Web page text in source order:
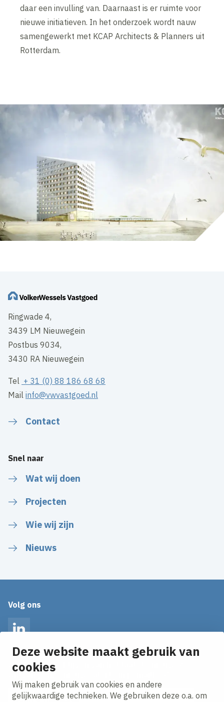
Deze website maakt gebruik van
cookies
Wij maken gebruik van cookies en andere
gelijkwaardige technieken. We gebruiken deze o.a. om
daar een invulling van. Daarnaast is er ruimte voor
nieuwe initiatieven. In het onderzoek wordt nauw
samengewerkt met KCAP Architects & Planners uit
Rotterdam.
Ringwade 4,
3439 LM Nieuwegein
Postbus 9034,
3430 RA Nieuwegein
Tel + 31 (0) 88 186 68 68
Mailinfo@vwvastgoed.nl
Contact
Snel naar
Wat wij doen
Projecten
Wie wij zijn
Nieuws
Volg ons
Op de hoogte blijven van het laatste nieuws?
E-mailadres